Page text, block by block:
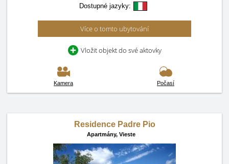
Dostupné jazyky:
Více o tomto ubytování
Vložit objekt do své aktovky
Kamera Počasí
Residence Padre Pio
Apartmány, Vieste